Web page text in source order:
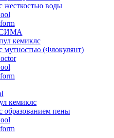
жесткостью воды
кемиклс
мутностью (Флокулянт)
кемиклс
образованием пены